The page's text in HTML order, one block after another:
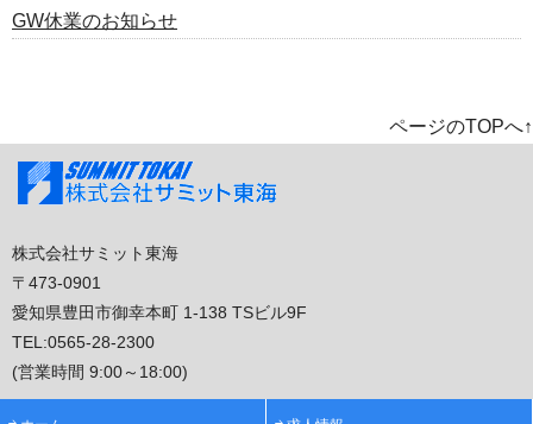
GW休業のお知らせ
ページのTOPへ↑
株式会社サミット東海
〒473-0901
愛知県豊田市御幸本町 1-138 TSビル9F
TEL:0565-28-2300
(営業時間 9:00～18:00)